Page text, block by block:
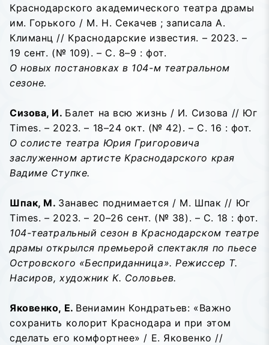
Краснодарского академического театра драмы
им. Горького / М. Н. Секачев ; записала А.
Климанц // Краснодарские известия. – 2023. –
19 сент. (№ 109). – С. 8–9 : фот.
О новых постановках в 104-м театральном
сезоне.
Сизова, И. Балет на всю жизнь / И. Сизова // Юг
Times. – 2023. – 18–24 окт. (№ 42). – С. 16 : фот.
О солисте театра Юрия Григоровича
заслуженном артисте Краснодарского края
Вадиме Ступке.
Шпак, М. Занавес поднимается / М. Шпак // Юг
Times. – 2023. – 20–26 сент. (№ 38). – С. 18 : фот.
104-театральный сезон в Краснодарском театре
драмы открылся премьерой спектакля по пьесе
Островского «Бесприданница». Режиссер Т.
Насиров, художник К. Соловьев.
Яковенко, Е. Вениамин Кондратьев: «Важно
сохранить колорит Краснодара и при этом
сделать его комфортнее» / Е. Яковенко //